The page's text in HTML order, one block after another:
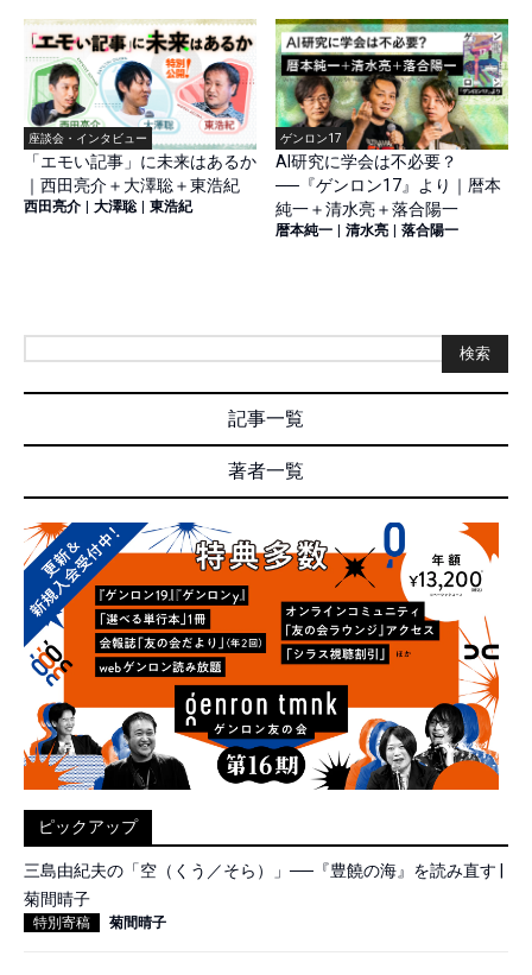
座談会・インタビュー
「エモい記事」に未来はあるか
｜西田亮介＋大澤聡＋東浩紀
西田亮介 大澤聡 東浩紀
ゲンロン17
AI研究に学会は不必要？
──『ゲンロン17』より｜暦本
純一＋清水亮＋落合陽一
暦本純一 清水亮 落合陽一
検索
記事一覧
著者一覧
ピックアップ
三島由紀夫の「空（くう／そら）」──『豊饒の海』を読み直す |
菊間晴子
特別寄稿 菊間晴子